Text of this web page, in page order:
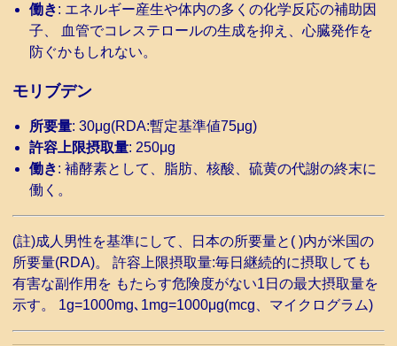
働き: エネルギー産生や体内の多くの化学反応の補助因
子、 血管でコレステロールの生成を抑え、心臓発作を
防ぐかもしれない。
モリブデン
所要量: 30μg(RDA:暫定基準値75μg)
許容上限摂取量: 250μg
働き: 補酵素として、脂肪、核酸、硫黄の代謝の終末に
働く。
(註)成人男性を基準にして、日本の所要量と( )内が米国の
所要量(RDA)。 許容上限摂取量:毎日継続的に摂取しても
有害な副作用を もたらす危険度がない1日の最大摂取量を
示す。 1g=1000mg､1mg=1000μg(mcg、マイクログラム)